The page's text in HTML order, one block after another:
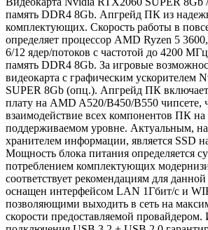
память DDR4 8Gb. Апгрейд ПК из
комплектующих. Скорость работы в
определяет процессор AMD Ryzen 5
6/12 ядер/потоков с частотой до 4200
память DDR4 8Gb. За игровые
видеокарта с графическим ускорителем
SUPER 8Gb (опц.). Апгрейд ПК
плату на AMD A520/B450/B550 чипсете,
взаимодействие всех компонентов ПК
поддерживаемом уровне. Актуальным,
хранителем информации, является SSD
Мощность блока питания определяется
потреблением комплектующих
соответствует рекомендациям для
оснащен интерфейсом LAN 1Гбит/с и
позволяющими выходить в сеть на
скорости предоставляемой